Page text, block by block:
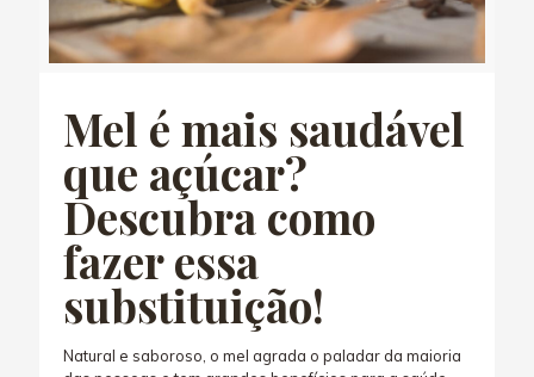
Mel é mais saudável
que açúcar?
Descubra como
fazer essa
substituição!
Natural e saboroso, o mel agrada o paladar da maioria